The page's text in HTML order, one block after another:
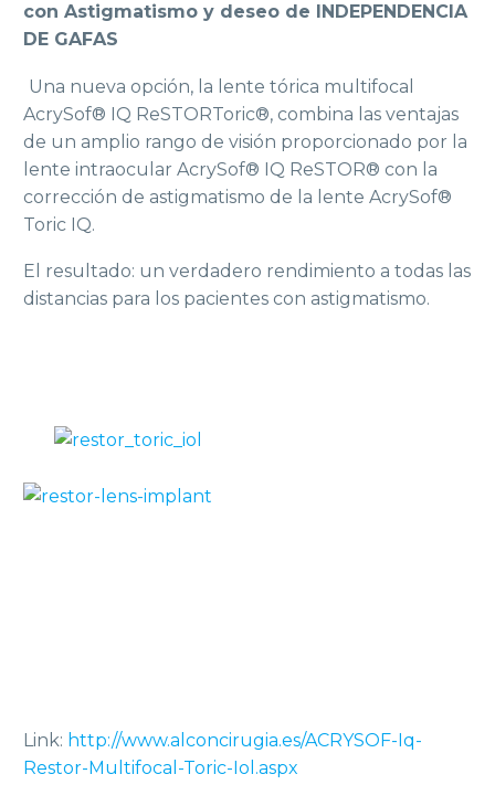
con Astigmatismo y deseo de INDEPENDENCIA
DE GAFAS
Una nueva opción, la lente tórica multifocal
AcrySof® IQ ReSTORToric®, combina las ventajas
de un amplio rango de visión proporcionado por la
lente intraocular AcrySof® IQ ReSTOR® con la
corrección de astigmatismo de la lente AcrySof®
Toric IQ.
El resultado: un verdadero rendimiento a todas las
distancias para los pacientes con astigmatismo.
Link: http://www.alconcirugia.es/ACRYSOF-Iq-
Restor-Multifocal-Toric-Iol.aspx